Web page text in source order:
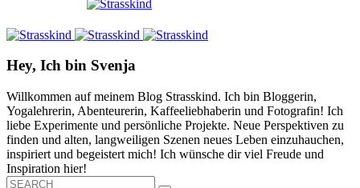
Hey, Ich bin Svenja
Willkommen auf meinem Blog Strasskind. Ich bin Bloggerin,
Yogalehrerin, Abenteurerin, Kaffeeliebhaberin und Fotografin! Ich
liebe Experimente und persönliche Projekte. Neue Perspektiven zu
finden und alten, langweiligen Szenen neues Leben einzuhauchen,
inspiriert und begeistert mich! Ich wünsche dir viel Freude und
Inspiration hier!